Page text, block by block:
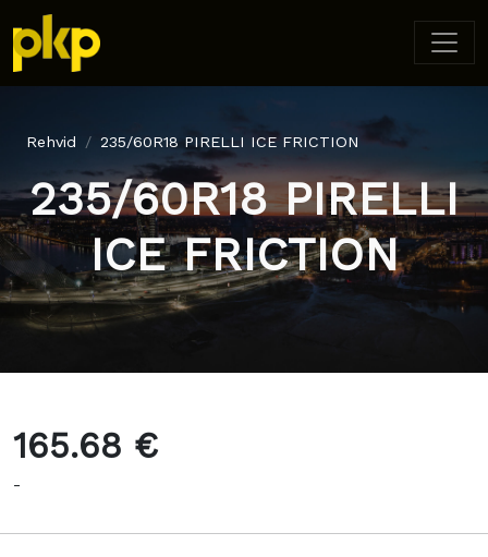
Rehvid 235/60R18 PIRELLI ICE FRICTION
235/60R18 PIRELLI
ICE FRICTION
165.68 €
-